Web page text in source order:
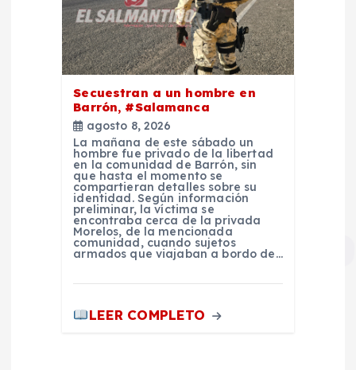
Secuestran a un hombre en
Barrón, #Salamanca
agosto 8, 2026
La mañana de este sábado un
hombre fue privado de la libertad
en la comunidad de Barrón, sin
que hasta el momento se
compartieran detalles sobre su
identidad. Según información
preliminar, la víctima se
encontraba cerca de la privada
Morelos, de la mencionada
comunidad, cuando sujetos
armados que viajaban a bordo de…
LEER COMPLETO